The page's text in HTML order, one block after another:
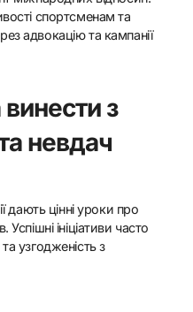
громади.
Ally та програма Sports
Athlete Ally просуває
як Sports Diplomacy
спортсменам та
адвокацію та кампанії